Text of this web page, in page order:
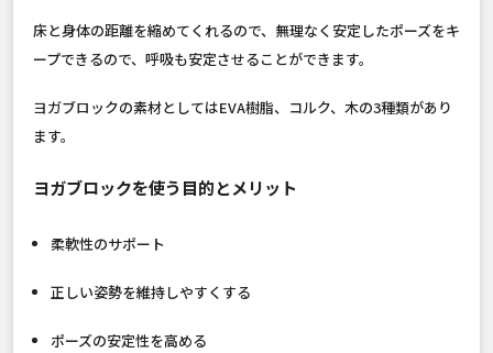
床と身体の距離を縮めてくれるので、無理なく安定したポーズをキ
ープできるので、呼吸も安定させることができます。
ヨガブロックの素材としてはEVA樹脂、コルク、木の3種類があり
ます。
ヨガブロックを使う目的とメリット
柔軟性のサポート
正しい姿勢を維持しやすくする
ポーズの安定性を高める